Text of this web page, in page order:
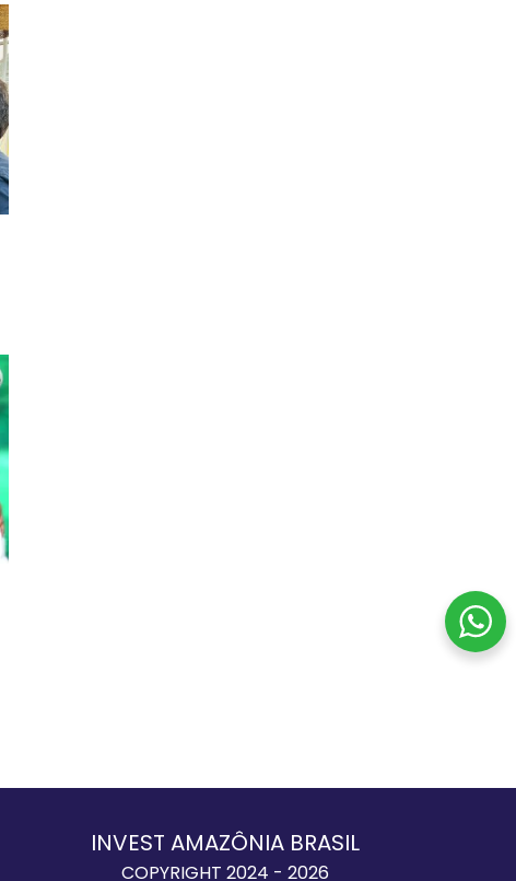
INVEST AMAZÔNIA BRASIL
COPYRIGHT 2024 - 2026